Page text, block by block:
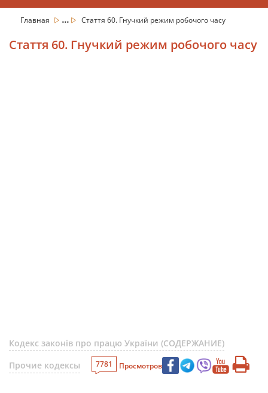
Главная ... Стаття 60. Гнучкий режим робочого часу
Стаття 60. Гнучкий режим робочого часу
Кодекс законів про працю України (СОДЕРЖАНИЕ)
Прочие кодексы
7781 Просмотров